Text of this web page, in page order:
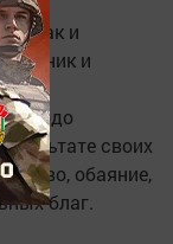
как и
и
и
твердо
своих
обаяние,
благ.